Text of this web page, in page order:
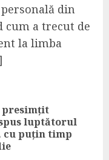
din
cum a trecut de
la limba
presimțit
luptătorul
cu puțin timp